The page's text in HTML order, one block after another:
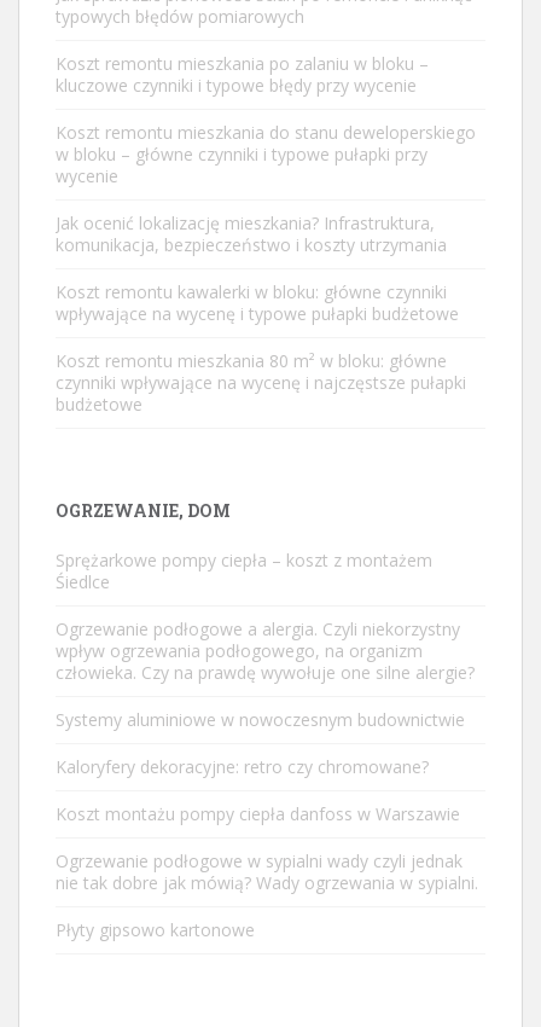
typowych błędów pomiarowych
Koszt remontu mieszkania po zalaniu w bloku –
kluczowe czynniki i typowe błędy przy wycenie
Koszt remontu mieszkania do stanu deweloperskiego
w bloku – główne czynniki i typowe pułapki przy
wycenie
Jak ocenić lokalizację mieszkania? Infrastruktura,
komunikacja, bezpieczeństwo i koszty utrzymania
Koszt remontu kawalerki w bloku: główne czynniki
wpływające na wycenę i typowe pułapki budżetowe
Koszt remontu mieszkania 80 m² w bloku: główne
czynniki wpływające na wycenę i najczęstsze pułapki
budżetowe
OGRZEWANIE, DOM
Sprężarkowe pompy ciepła – koszt z montażem
Śiedlce
Ogrzewanie podłogowe a alergia. Czyli niekorzystny
wpływ ogrzewania podłogowego, na organizm
człowieka. Czy na prawdę wywołuje one silne alergie?
Systemy aluminiowe w nowoczesnym budownictwie
Kaloryfery dekoracyjne: retro czy chromowane?
Koszt montażu pompy ciepła danfoss w Warszawie
Ogrzewanie podłogowe w sypialni wady czyli jednak
nie tak dobre jak mówią? Wady ogrzewania w sypialni.
Płyty gipsowo kartonowe